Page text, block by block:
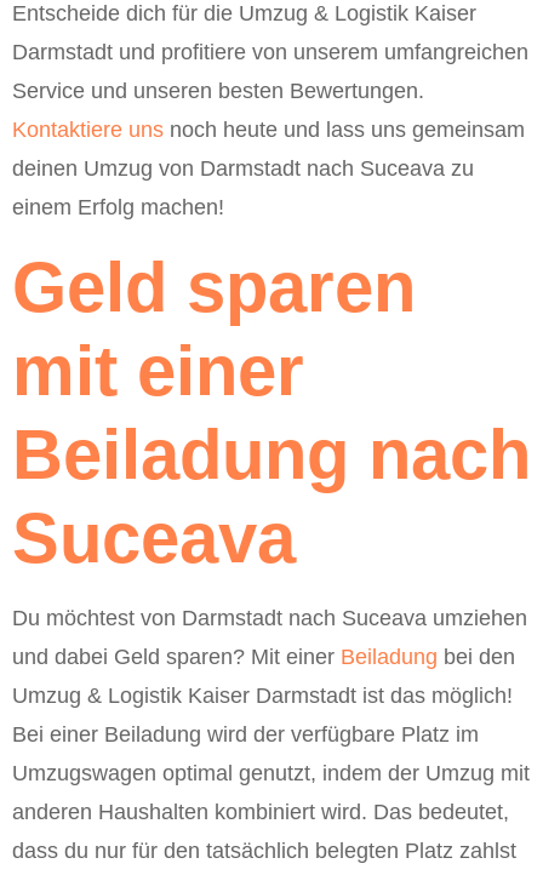
Entscheide dich für die Umzug & Logistik Kaiser
Darmstadt und profitiere von unserem umfangreichen
Service und unseren besten Bewertungen.
Kontaktiere uns noch heute und lass uns gemeinsam
deinen Umzug von Darmstadt nach Suceava zu
einem Erfolg machen!
Geld sparen
mit einer
Beiladung nach
Suceava
Du möchtest von Darmstadt nach Suceava umziehen
und dabei Geld sparen? Mit einer Beiladung bei den
Umzug & Logistik Kaiser Darmstadt ist das möglich!
Bei einer Beiladung wird der verfügbare Platz im
Umzugswagen optimal genutzt, indem der Umzug mit
anderen Haushalten kombiniert wird. Das bedeutet,
dass du nur für den tatsächlich belegten Platz zahlst